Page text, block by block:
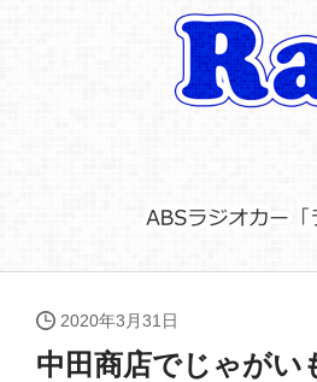
2020年3月31日
中田商店でじゃがい